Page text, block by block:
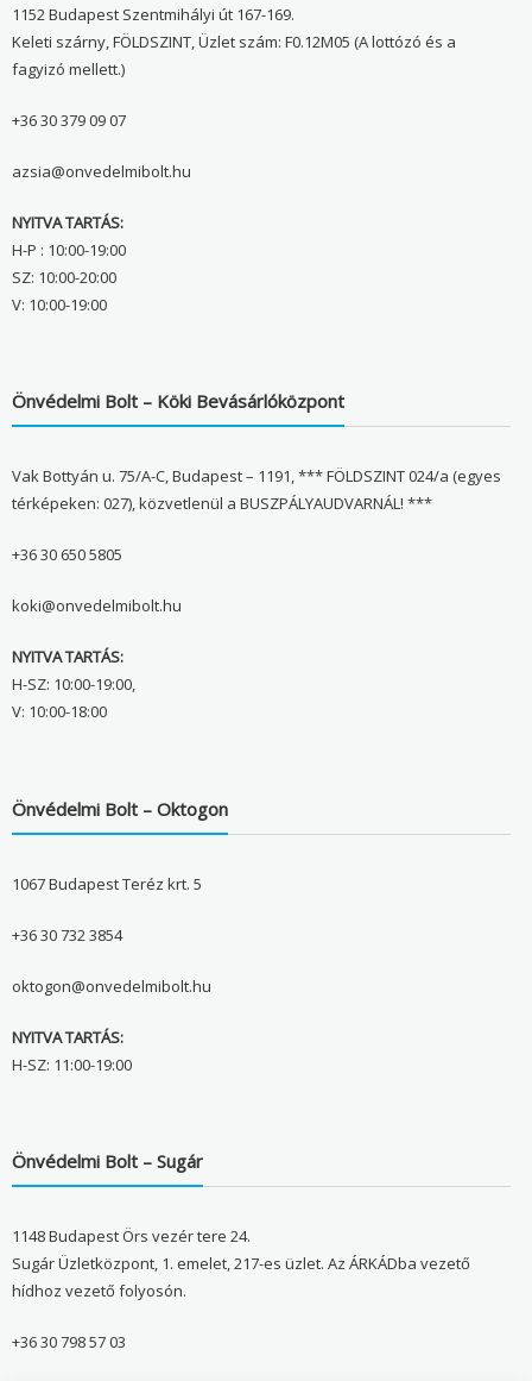
1152 Budapest Szentmihályi út 167-169.
Keleti szárny, FÖLDSZINT, Üzlet szám: F0.12M05 (A lottózó és a
fagyizó mellett.)
+36 30 379 09 07
azsia@onvedelmibolt.hu
NYITVA TARTÁS:
H-P : 10:00-19:00
SZ: 10:00-20:00
V: 10:00-19:00
Önvédelmi Bolt – Köki Bevásárlóközpont
Vak Bottyán u. 75/A-C, Budapest – 1191, *** FÖLDSZINT 024/a (egyes
térképeken: 027), közvetlenül a BUSZPÁLYAUDVARNÁL! ***
+36 30 650 5805
koki@onvedelmibolt.hu
NYITVA TARTÁS:
H-SZ: 10:00-19:00,
V: 10:00-18:00
Önvédelmi Bolt – Oktogon
1067 Budapest Teréz krt. 5
+36 30 732 3854
oktogon@onvedelmibolt.hu
NYITVA TARTÁS:
H-SZ: 11:00-19:00
Önvédelmi Bolt – Sugár
1148 Budapest Örs vezér tere 24.
Sugár Üzletközpont, 1. emelet, 217-es üzlet. Az ÁRKÁDba vezető
hídhoz vezető folyosón.
+36 30 798 57 03